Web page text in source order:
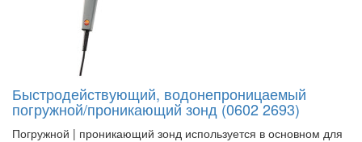
Быстродействующий, водонепроницаемый
погружной/проникающий зонд (0602 2693)
Погружной | проникающий зонд используется в основном для